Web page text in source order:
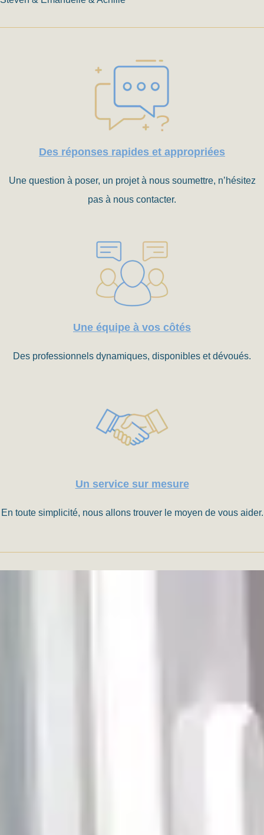
Des réponses rapides et appropriées
Une question à poser, un projet à nous soumettre, n’hésitez
pas à nous contacter.
Une équipe à vos côtés
Des professionnels dynamiques, disponibles et dévoués.
Un service sur mesure
En toute simplicité, nous allons trouver le moyen de vous aider.